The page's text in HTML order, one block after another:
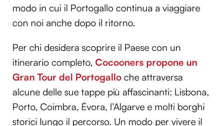
modo in cui il Portogallo continua a viaggiare
con noi anche dopo il ritorno.
Per chi desidera scoprire il Paese con un
itinerario completo, Cocooners propone un
Gran Tour del Portogallo che attraversa
alcune delle sue tappe più affascinanti: Lisbona,
Porto, Coimbra, Évora, l’Algarve e molti borghi
storici lungo il percorso. Un modo per vivere il